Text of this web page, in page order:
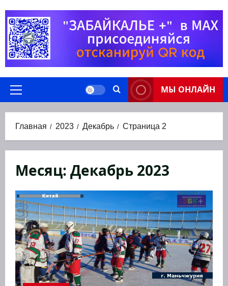
содержимому
Основное
МЫ ОНЛАЙН
Главная 2023 Декабрь Страница 2
Месяц: Декабрь 2023